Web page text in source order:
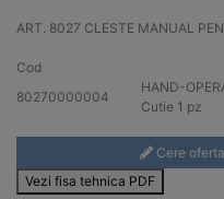
ART. 8027 CLESTE MANUAL
Cod
80270000004
HAND-
Cutie 1 pz
Cere
Vezi fisa tehnica PDF